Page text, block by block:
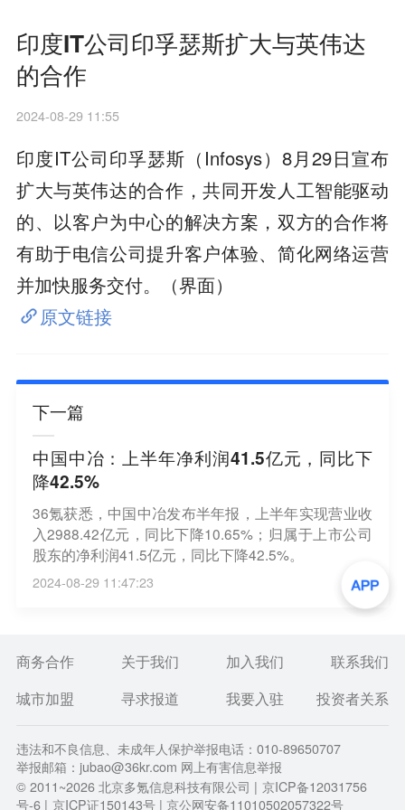
印度IT公司印孚瑟斯扩大与英伟达
的合作
2024-08-29 11:55
印度IT公司印孚瑟斯（Infosys）8月29日宣布
扩大与英伟达的合作，共同开发人工智能驱动
的、以客户为中心的解决方案，双方的合作将
有助于电信公司提升客户体验、简化网络运营
并加快服务交付。（界面）
原文链接
下一篇
中国中冶：上半年净利润41.5亿元，同比下
降42.5%
36氪获悉，中国中冶发布半年报，上半年实现营业收
入2988.42亿元，同比下降10.65%；归属于上市公司
股东的净利润41.5亿元，同比下降42.5%。
2024-08-29 11:47:23
商务合作 关于我们 加入我们
联系我们
城市加盟
寻求报道 我要入驻 投资者关系
违法和不良信息、未成年人保护举报电话：010-89650707
举报邮箱：jubao@36kr.com 网上有害信息举报
© 2011~2026北京多氪信息科技有限公司 | 京ICP备12031756
号-6 | 京ICP证150143号 | 京公网安备11010502057322号